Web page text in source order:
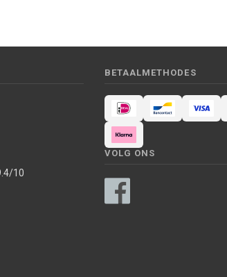
10
BETAALMETHODES
VOLG ONS